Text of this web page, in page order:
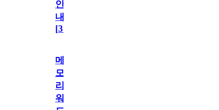
안
내
[31
메
모
리
워